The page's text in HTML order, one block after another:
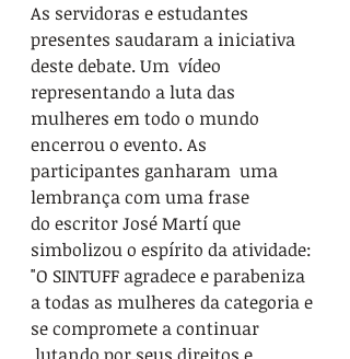
As servidoras e estudantes
presentes saudaram a iniciativa
deste debate. Um  vídeo
representando a luta das
mulheres em todo o mundo
encerrou o evento. As
participantes ganharam  uma
lembrança com uma frase
do escritor José Martí que
simbolizou o espírito da atividade:
"O SINTUFF agradece e parabeniza
a todas as mulheres da categoria e
se compromete a continuar